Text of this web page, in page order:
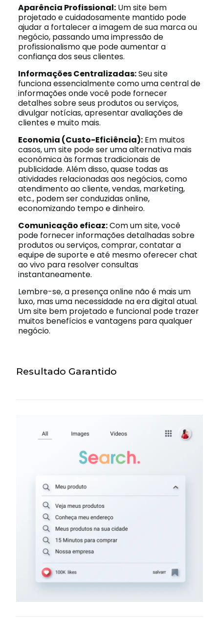
Aparência Profissional:Um site bem
projetado e cuidadosamente mantido pode
ajudar a fortalecer a imagem de sua marca ou
negócio, passando uma impressão de
profissionalismo que pode aumentar a
confiança dos seus clientes.
Informações Centralizadas:Seu site
funciona essencialmente como uma central de
informações onde você pode fornecer
detalhes sobre seus produtos ou serviços,
divulgar notícias, apresentar avaliações de
clientes e muito mais.
Economia (Custo-Eficiência):Em muitos
casos, um site pode ser uma alternativa mais
econômica às formas tradicionais de
publicidade. Além disso, quase todas as
atividades relacionadas aos negócios, como
atendimento ao cliente, vendas, marketing,
etc., podem ser conduzidas online,
economizando tempo e dinheiro.
Comunicação eficaz:Com um site, você
pode fornecer informações detalhadas sobre
produtos ou serviços, comprar, contatar a
equipe de suporte e até mesmo oferecer chat
ao vivo para resolver consultas
instantaneamente.
Lembre-se, a presença online não é mais um
luxo, mas uma necessidade na era digital atual.
Um site bem projetado e funcional pode trazer
muitos benefícios e vantagens para qualquer
negócio.
Resultado Garantido